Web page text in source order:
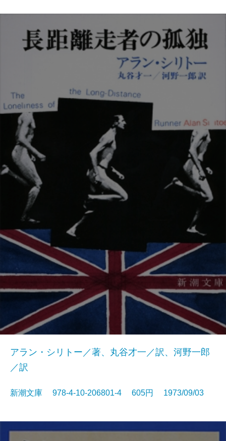
アラン・シリトー／著、丸谷才一／訳、河野一郎
／訳
新潮文庫 978-4-10-206801-4 605円 1973/09/03